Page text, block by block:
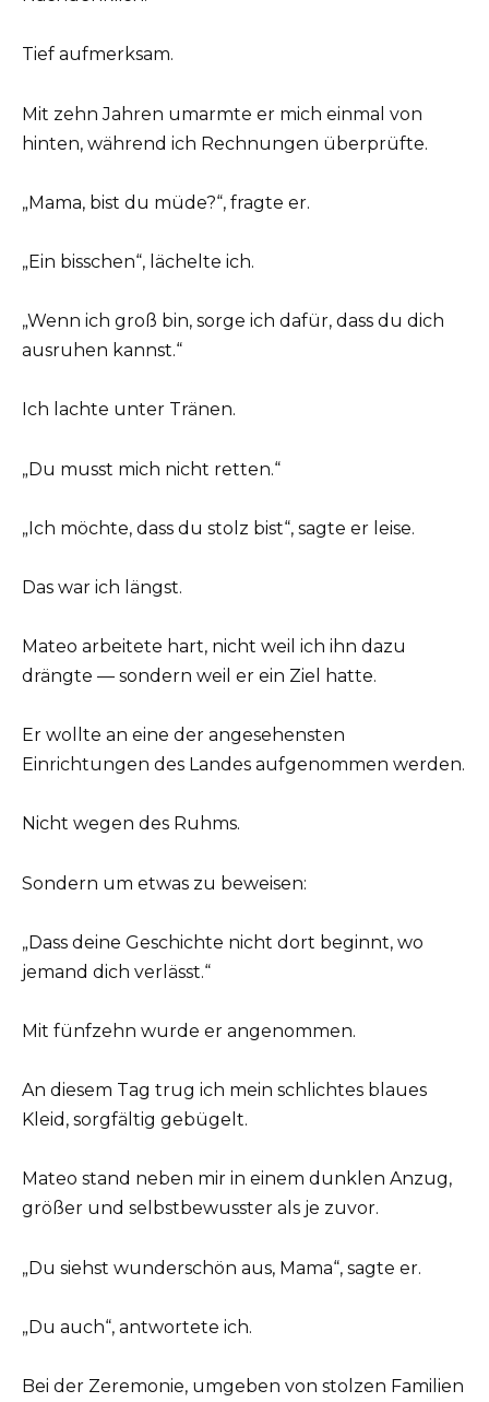
Tief aufmerksam.
Mit zehn Jahren umarmte er mich einmal von
hinten, während ich Rechnungen überprüfte.
„Mama, bist du müde?“, fragte er.
„Ein bisschen“, lächelte ich.
„Wenn ich groß bin, sorge ich dafür, dass du dich
ausruhen kannst.“
Ich lachte unter Tränen.
„Du musst mich nicht retten.“
„Ich möchte, dass du stolz bist“, sagte er leise.
Das war ich längst.
Mateo arbeitete hart, nicht weil ich ihn dazu
drängte — sondern weil er ein Ziel hatte.
Er wollte an eine der angesehensten
Einrichtungen des Landes aufgenommen werden.
Nicht wegen des Ruhms.
Sondern um etwas zu beweisen:
„Dass deine Geschichte nicht dort beginnt, wo
jemand dich verlässt.“
Mit fünfzehn wurde er angenommen.
An diesem Tag trug ich mein schlichtes blaues
Kleid, sorgfältig gebügelt.
Mateo stand neben mir in einem dunklen Anzug,
größer und selbstbewusster als je zuvor.
„Du siehst wunderschön aus, Mama“, sagte er.
„Du auch“, antwortete ich.
Bei der Zeremonie, umgeben von stolzen Familien